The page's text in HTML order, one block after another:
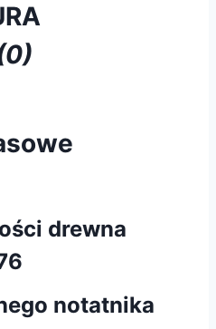
drewna
notatnika